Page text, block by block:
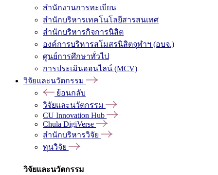
สำนักงานการทะเบียน
สำนักบริหารเทคโนโลยีสารสนเทศ
สำนักบริหารกิจการนิสิต
องค์การบริหารสโมสรนิสิตจุฬาฯ (อบจ.)
ศูนย์การศึกษาทั่วไป
การประเมินออนไลน์ (MCV)
วิจัยและนวัตกรรม
ย้อนกลับ
วิจัยและนวัตกรรม
CU Innovation Hub
Chula DigiVerse
สำนักบริหารวิจัย
ทุนวิจัย
วิจัยและนวัตกรรม